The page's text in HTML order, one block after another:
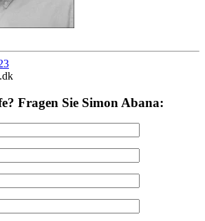
Fragen Sie Simon Abana: